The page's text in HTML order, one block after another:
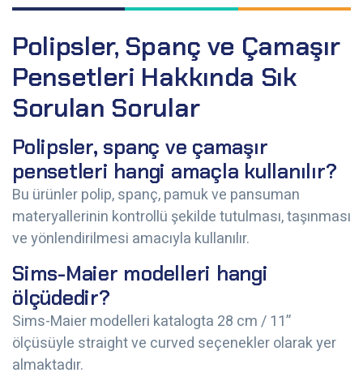
Polipsler, Spanç ve Çamaşır
Pensetleri Hakkında Sık
Sorulan Sorular
Polipsler, spanç ve çamaşır
pensetleri hangi amaçla kullanılır?
Bu ürünler polip, spanç, pamuk ve pansuman
materyallerinin kontrollü şekilde tutulması, taşınması
ve yönlendirilmesi amacıyla kullanılır.
Sims-Maier modelleri hangi
ölçüdedir?
Sims-Maier modelleri katalogta 28 cm / 11”
ölçüsüyle straight ve curved seçenekler olarak yer
almaktadır.